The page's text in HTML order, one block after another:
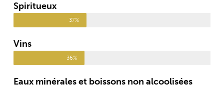
Spiritueux
37%
Vins
36%
Eaux minérales et boissons non alcoolisées